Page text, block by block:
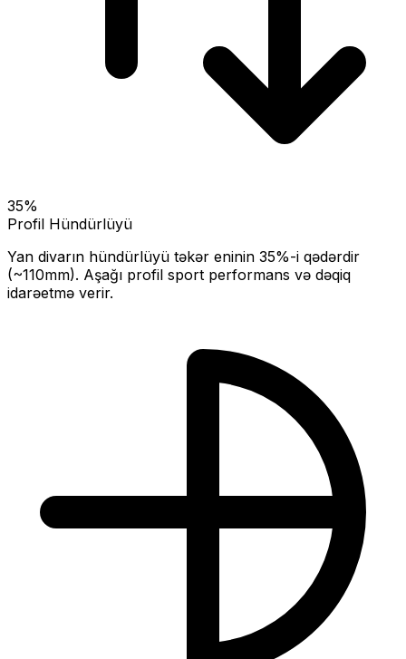
35%
Profil Hündürlüyü
Yan divarın hündürlüyü təkər eninin 35%-i qədərdir
(~110mm). Aşağı profil sport performans və dəqiq
idarəetmə verir.